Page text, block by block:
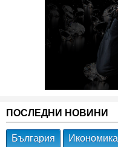
ПОСЛЕДНИ НОВИНИ
България Икономика